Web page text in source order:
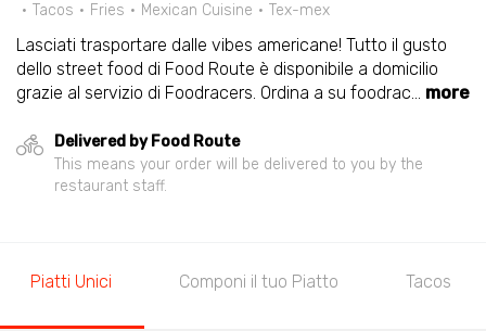
Tacos
Fries Mexican Cuisine Tex-mex
Lasciati trasportare dalle vibes americane! Tutto il gusto
dello street food di Food Route è disponibile a domicilio
grazie al servizio di Foodracers. Ordina a su foodrac... more
Delivered by Food Route
This means your order will be delivered to you by the
restaurant staff.
Piatti Unici Componi il tuo Piatto Tacos